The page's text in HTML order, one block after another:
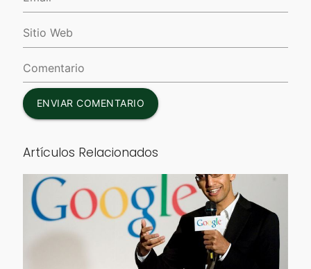
ENVIAR COMENTARIO
Artículos Relacionados